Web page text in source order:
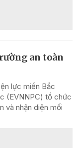
an toàn
lực miền Bắc
(EVNNPC) tổ chức
và nhận diện mối